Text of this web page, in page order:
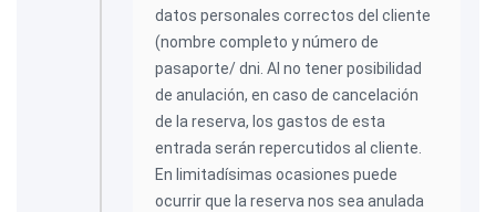
datos personales correctos del cliente
(nombre completo y número de
pasaporte/ dni. Al no tener posibilidad
de anulación, en caso de cancelación
de la reserva, los gastos de esta
entrada serán repercutidos al cliente.
En limitadísimas ocasiones puede
ocurrir que la reserva nos sea anulada